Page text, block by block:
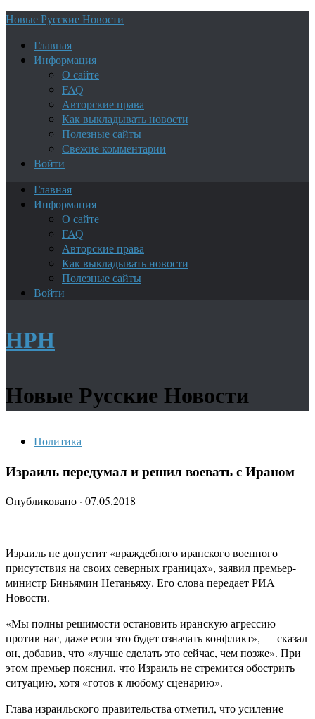
Новые Русские Новости
Главная
Информация
О сайте
FAQ
Авторские права
Как выкладывать новости
Полезные сайты
Свежие комментарии
Войти
Главная
Информация
О сайте
FAQ
Авторские права
Как выкладывать новости
Полезные сайты
Войти
НРН
Новые Русские Новости
Политика
Израиль передумал и решил воевать с Ираном
Опубликовано · 07.05.2018
Израиль не допустит «враждебного иранского военного
присутствия на своих северных границах», заявил премьер-
министр Биньямин Нетаньяху. Его слова передает РИА
Новости.
«Мы полны решимости остановить иранскую агрессию
против нас, даже если это будет означать конфликт», — сказал
он, добавив, что «лучше сделать это сейчас, чем позже». При
этом премьер пояснил, что Израиль не стремится обострить
ситуацию, хотя «готов к любому сценарию».
Глава израильского правительства отметил, что усиление